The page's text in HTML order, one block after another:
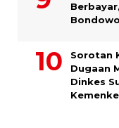
Sorotan
Dugaan
Dinkes